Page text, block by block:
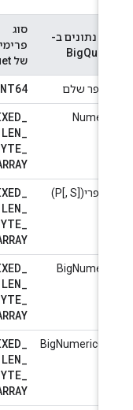
נתונים ב-
פרימיטיבי
שלם INT64
FIXED
BYTE
ARRAY
FIXED
BYTE
ARRAY
FIXED
BYTE
ARRAY
FIXED_
BYTE
ARRAY